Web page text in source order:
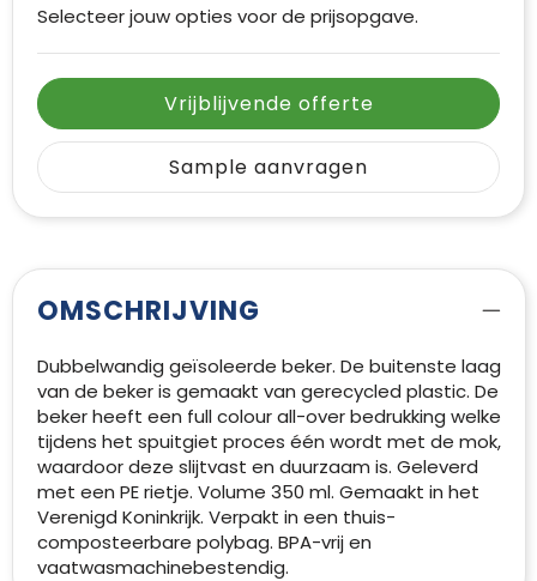
Selecteer jouw opties voor de prijsopgave.
Vrijblijvende offerte
Sample aanvragen
OMSCHRIJVING
Dubbelwandig geïsoleerde beker. De buitenste laag
van de beker is gemaakt van gerecycled plastic. De
beker heeft een full colour all-over bedrukking welke
tijdens het spuitgiet proces één wordt met de mok,
waardoor deze slijtvast en duurzaam is. Geleverd
met een PE rietje. Volume 350 ml. Gemaakt in het
Verenigd Koninkrijk. Verpakt in een thuis-
composteerbare polybag. BPA-vrij en
vaatwasmachinebestendig.